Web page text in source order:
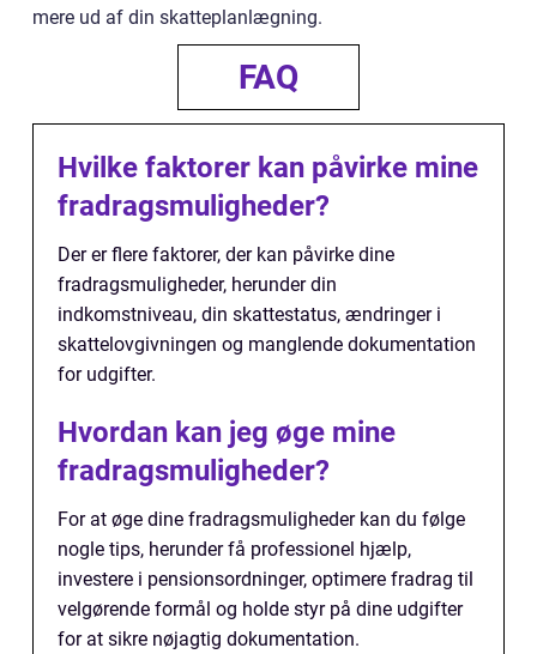
mere ud af din skatteplanlægning.
FAQ
Hvilke faktorer kan påvirke mine
fradragsmuligheder?
Der er flere faktorer, der kan påvirke dine
fradragsmuligheder, herunder din
indkomstniveau, din skattestatus, ændringer i
skattelovgivningen og manglende dokumentation
for udgifter.
Hvordan kan jeg øge mine
fradragsmuligheder?
For at øge dine fradragsmuligheder kan du følge
nogle tips, herunder få professionel hjælp,
investere i pensionsordninger, optimere fradrag til
velgørende formål og holde styr på dine udgifter
for at sikre nøjagtig dokumentation.